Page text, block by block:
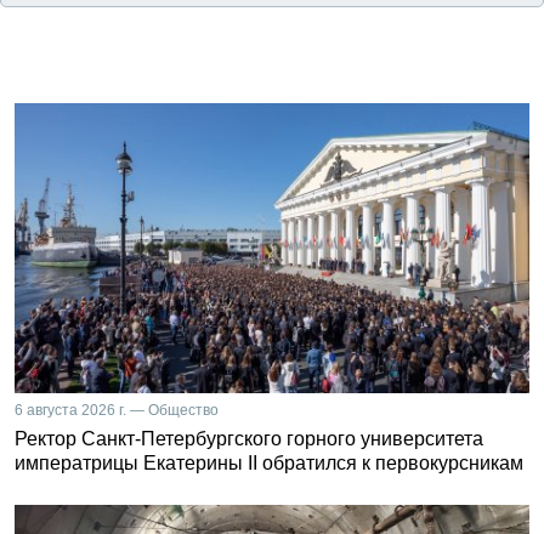
6 августа 2026 г. — Общество
Ректор Санкт-Петербургского горного университета
императрицы Екатерины II обратился к первокурсникам